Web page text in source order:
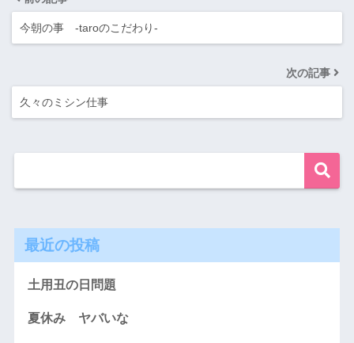
今朝の事 -taroのこだわり‐
次の記事
久々のミシン仕事
最近の投稿
土用丑の日問題
夏休み ヤバいな